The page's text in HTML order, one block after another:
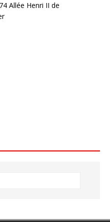
Allée Henri II de